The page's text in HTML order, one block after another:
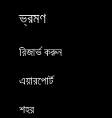
ভ্রমণ
রিজার্ভ করুন
এয়ারপোর্ট
শহর